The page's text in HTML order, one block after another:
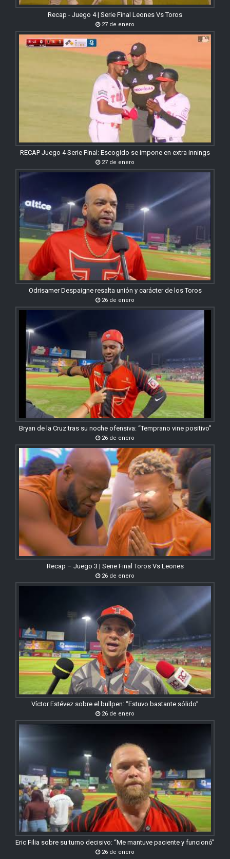
Recap - Juego 4 | Serie Final Leones Vs Toros
27 de enero
RECAP Juego 4 Serie Final: Escogido se impone en extra innings
27 de enero
Odrisamer Despaigne resalta unión y carácter de los Toros
26 de enero
Bryan de la Cruz tras su noche ofensiva: “Temprano vine positivo”
26 de enero
Recap – Juego 3 | Serie Final Toros Vs Leones
26 de enero
Víctor Estévez sobre el bullpen: “Estuvo bastante sólido”
26 de enero
Eric Filia sobre su turno decisivo: “Me mantuve paciente y funcionó”
26 de enero